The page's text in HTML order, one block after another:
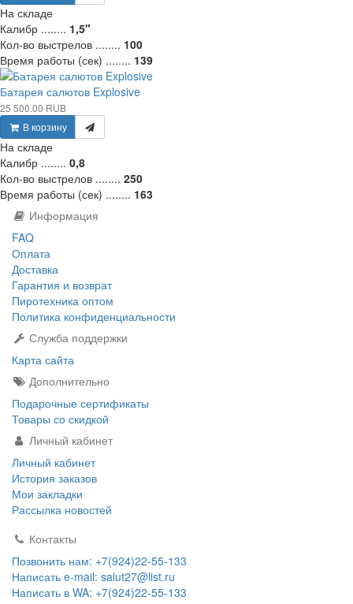
На складе
Калибр ........ 1,5"
Кол-во выстрелов ........ 100
Время работы (сек) ........ 139
Батарея салютов Explosive
25 500.00 RUB
В корзину
На складе
Калибр ........ 0,8
Кол-во выстрелов ........ 250
Время работы (сек) ........ 163
Информация
FAQ
Оплата
Доставка
Гарантия и возврат
Пиротехника оптом
Политика конфиденциальности
Служба поддержки
Карта сайта
Дополнительно
Подарочные сертификаты
Товары со скидкой
Личный кабинет
Личный кабинет
История заказов
Мои закладки
Рассылка новостей
Контакты
Позвонить нам: +7(924)22-55-133
Написать e-mail: salut27@list.ru
Написать в WA: +7(924)22-55-133